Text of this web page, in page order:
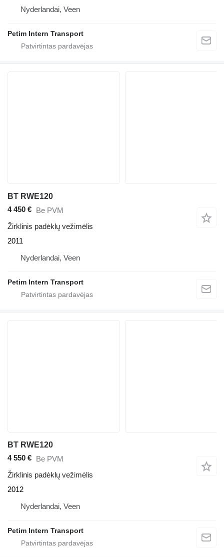
Nyderlandai, Veen
Petim Intern Transport
BT RWE120
4 450 € Be PVM
Žirklinis padėklų vežimėlis
2011
Nyderlandai, Veen
Petim Intern Transport
BT RWE120
4 550 € Be PVM
Žirklinis padėklų vežimėlis
2012
Nyderlandai, Veen
Petim Intern Transport